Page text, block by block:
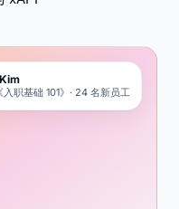
入职基础 101》· 24 名新员工